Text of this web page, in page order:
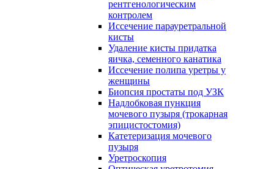
рентгенологическим
контролем
Иссечение парауретральной
кисты
Удаление кисты придатка
яичка, семенного канатика
Иссечение полипа уретры у
женщины
Биопсия простаты под УЗК
Надлобковая пункция
мочевого пузыря (трокарная
эпицистостомия)
Катетеризация мочевого
пузыря
Уретроскопия